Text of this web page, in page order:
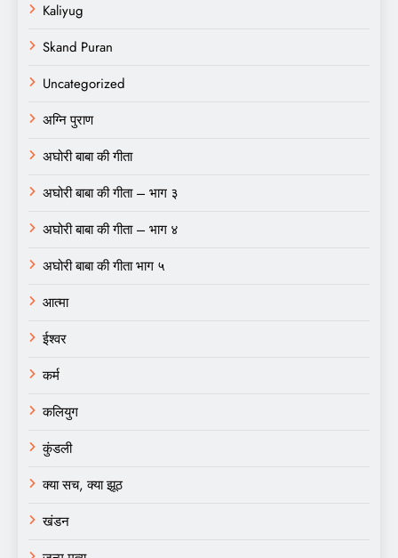
Kaliyug
Skand Puran
Uncategorized
अग्नि पुराण
अघोरी बाबा की गीता
अघोरी बाबा की गीता – भाग ३
अघोरी बाबा की गीता – भाग ४
अघोरी बाबा की गीता भाग ५
आत्मा
ईश्वर
कर्म
कलियुग
कुंडली
क्या सच, क्या झूठ
खंडन